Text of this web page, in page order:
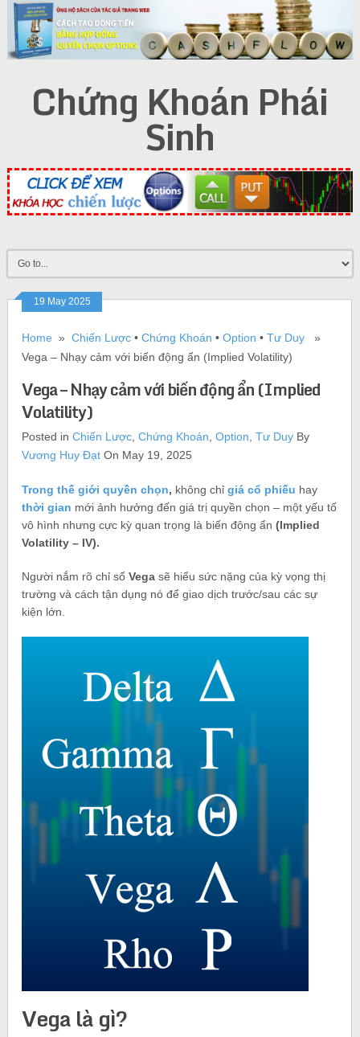
Chứng Khoán Phái
Sinh
19 May 2025
Home »Chiến Lược •Chứng Khoán •Option •Tư Duy »
Vega – Nhạy cảm với biến động ẩn (Implied Volatility)
Vega – Nhạy cảm với biến động ẩn (Implied
Volatility)
Posted inChiến Lược ,Chứng Khoán ,Option ,Tư Duy By
Vương Huy Đạt On May 19, 2025
Trong thế giới quyền chọn, không chỉgiá cổ phiếu hay
thời gian mới ảnh hưởng đến giá trị quyền chọn – một yếu tố
vô hình nhưng cực kỳ quan trọng là biến động ẩn (Implied
Volatility – IV).
Người nắm rõ chỉ sốVegasẽ hiểu sức nặng của kỳ vọng thị
trường và cách tận dụng nó để giao dịch trước/sau các sự
kiện lớn.
Vega là gì?